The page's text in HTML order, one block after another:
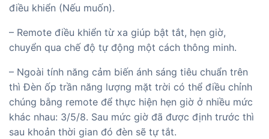
điều khiển (Nếu muốn).
– Remote điều khiển từ xa giúp bật tắt, hẹn giờ,
chuyển qua chế độ tự động một cách thông minh.
– Ngoài tính năng cảm biến ánh sáng tiêu chuẩn trên
thì Đèn ốp trần năng lượng mặt trời có thể điều chỉnh
chúng bằng remote để thực hiện hẹn giờ ở nhiều mức
khác nhau: 3/5/8. Sau mức giờ đã được định trước thì
sau khoản thời gian đó đèn sẽ tự tắt.